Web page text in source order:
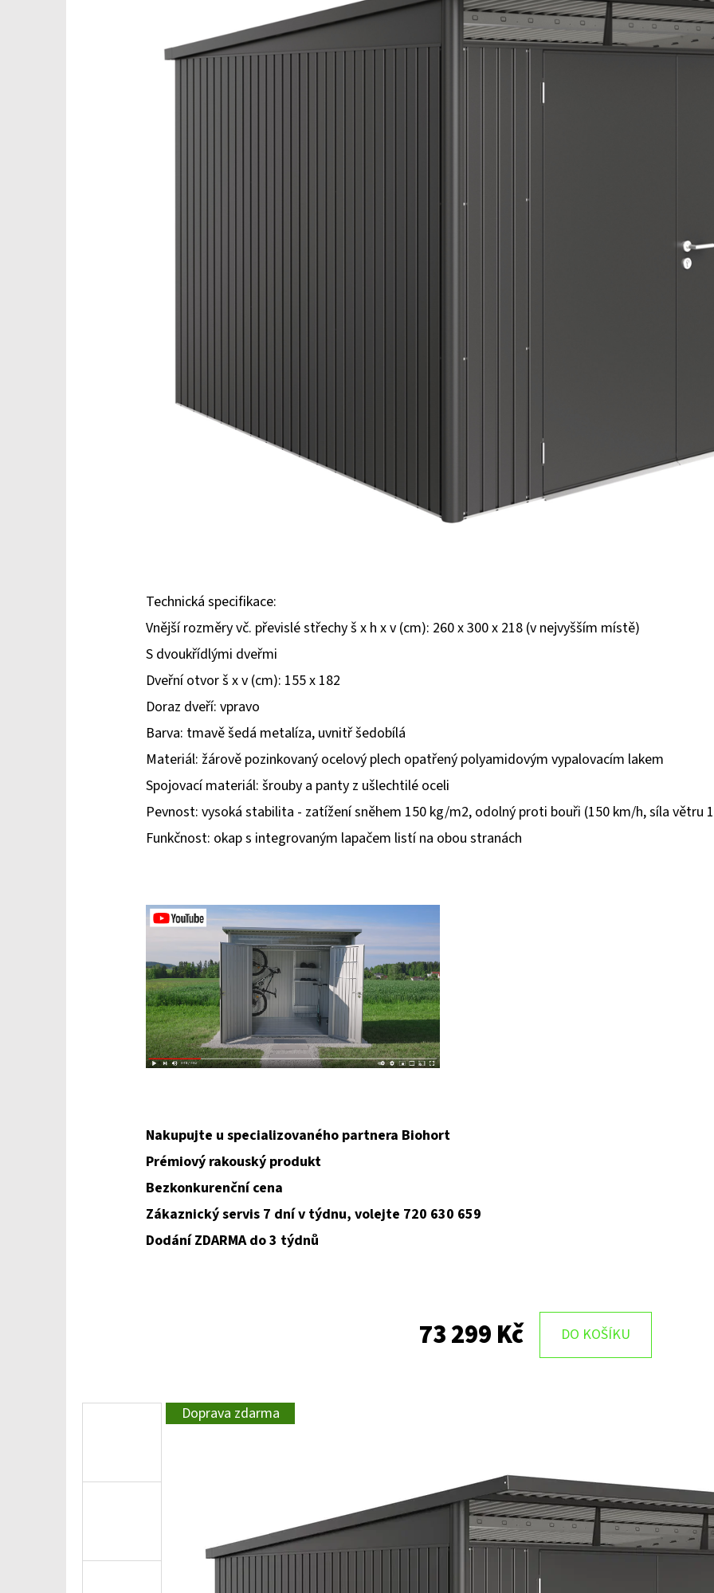
Technická specifikace:
Vnější rozměry vč. převislé střechy š x h x v (cm): 260 x 300 x 218 (v nejvyšším místě)
S dvoukřídlými dveřmi
Dveřní otvor š x v (cm): 155 x 182
Doraz dveří: vpravo
Barva: tmavě šedá metalíza, uvnitř šedobílá
Materiál: žárově pozinkovaný ocelový plech opatřený polyamidovým vypalovacím lakem
Spojovací materiál: šrouby a panty z ušlechtilé oceli
Pevnost: vysoká stabilita - zatížení sněhem 150 kg/m2, odolný proti bouři (150 km/h, síla větru
Funkčnost: okap s integrovaným lapačem listí na obou stranách
Nakupujte u specializovaného partnera Biohort
Prémiový rakouský produkt
Bezkonkurenční cena
Zákaznický servis 7 dní v týdnu, volejte 720 630 659
Dodání ZDARMA do 3 týdnů
73 299 Kč DO KOŠÍKU
Doprava zdarma